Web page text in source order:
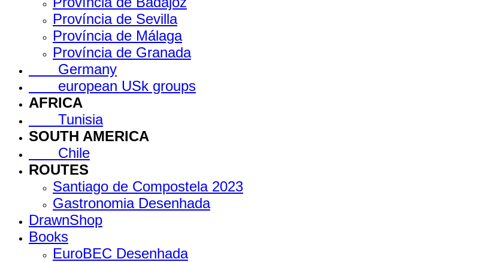
Província de Sevilla
Província de Málaga
Província de Granada
Germany
european USk groups
AFRICA
Tunisia
SOUTH AMERICA
Chile
ROUTES
Santiago de Compostela 2023
Gastronomia Desenhada
DrawnShop
Books
EuroBEC Desenhada